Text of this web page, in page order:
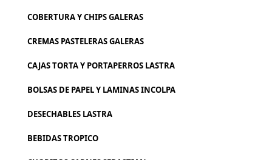
COBERTURA Y CHIPS GALERAS
CREMAS PASTELERAS GALERAS
CAJAS TORTA Y PORTAPERROS LASTRA
BOLSAS DE PAPEL Y LAMINAS INCOLPA
DESECHABLES LASTRA
BEBIDAS TROPICO